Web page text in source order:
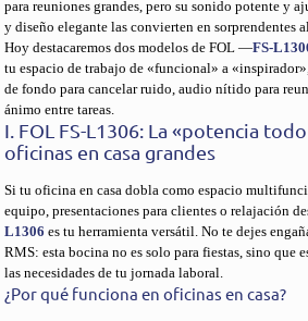
para reuniones grandes, pero su sonido potente y
y diseño elegante las convierten en sorprendentes
Hoy destacaremos dos modelos de FOL —FS-
tu espacio de trabajo de «funcional» a
de fondo para cancelar ruido, audio nítido para
ánimo entre tareas.
I. FOL FS-L1306: La «potencia
oficinas en casa grandes
Si tu oficina en casa dobla como espacio
equipo, presentaciones para clientes o relajación
L1306 es tu herramienta versátil. No te dejes
RMS: esta bocina no es solo para fiestas, sino que
las necesidades de tu jornada laboral.
¿Por qué funciona en oficinas en casa?